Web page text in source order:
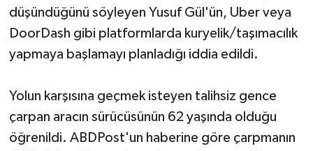
düşündüğünü söyleyen Yusuf Gül'ün, Uber veya
DoorDash gibi platformlarda kuryelik/taşımacılık
yapmaya başlamayı planladığı iddia edildi.
Yolun karşısına geçmek isteyen talihsiz gence
çarpan aracın sürücüsünün 62 yaşında olduğu
öğrenildi. ABDPost'un haberine göre çarpmanın